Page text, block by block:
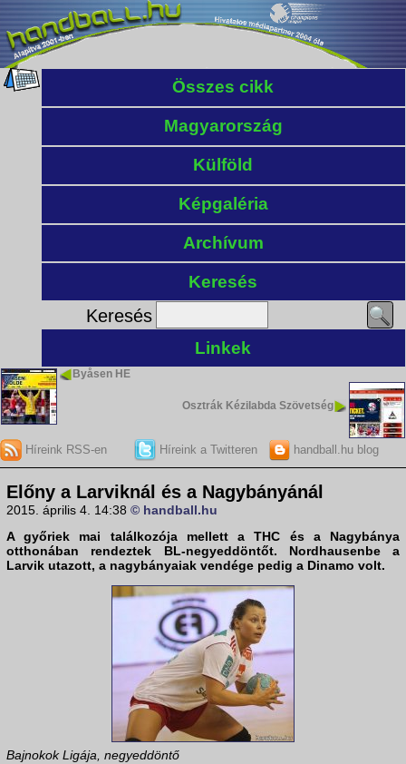
Összes cikk
Magyarország
Külföld
Képgaléria
Archívum
Keresés
Keresés
Linkek
Byåsen HE
Osztrák Kézilabda Szövetség
Híreink RSS-en Híreink a Twitteren handball.hu blog
Előny a Larviknál és a Nagybányánál
2015. április 4. 14:38 © handball.hu
A győriek mai találkozója mellett a THC és a Nagybánya
otthonában rendeztek BL-negyeddöntőt. Nordhausenbe a
Larvik utazott, a nagybányaiak vendége pedig a Dinamo volt.
Bajnokok Ligája, negyeddöntő